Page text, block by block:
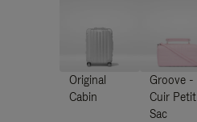
Original
Cabin
Groove -
Cuir Petit
Sac